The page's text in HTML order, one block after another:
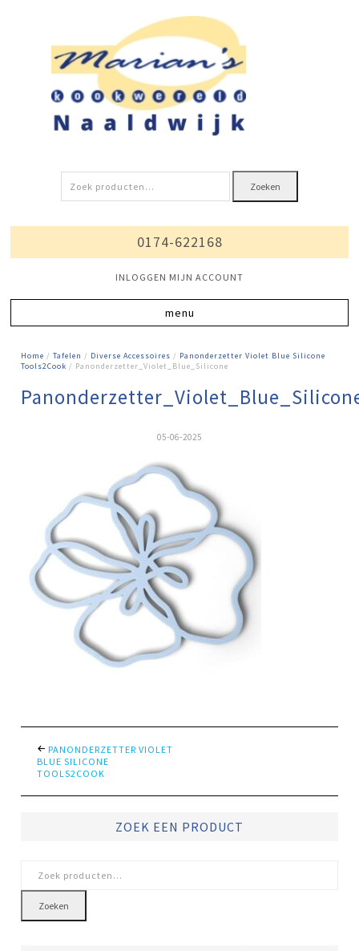
Zoeken
naar:
Zoeken
0174-622168
INLOGGEN MIJN ACCOUNT
Home /Tafelen / Diverse Accessoires / Panonderzetter Violet Blue Silicone
Tools2Cook / Panonderzetter_Violet_Blue_Silicone
05-06-2025
PANONDERZETTER VIOLET
BLUE SILICONE
TOOLS2COOK
ZOEK EEN PRODUCT
naar:
Zoeken